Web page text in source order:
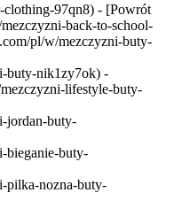
clothing-97qn8) - [Powrót
back-to-school-
pl/w/mezczyzni-buty-
buty-nik1zy7ok) -
lifestyle-buty-
jordan-buty-
bieganie-buty-
pilka-nozna-buty-